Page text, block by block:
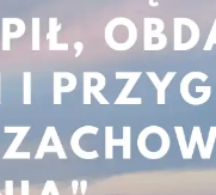
może ona
przeglądarce,
mogą dotyczyć
i są
działała zgodnie